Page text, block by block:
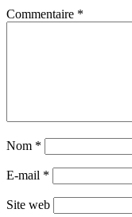
Commentaire *
Nom *
E-mail *
Site web